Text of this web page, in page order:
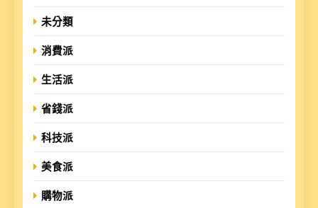
未分類
消費派
生活派
省錢派
科技派
美食派
購物派